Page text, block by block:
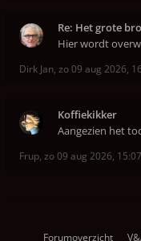
Re: Het grote
Hier wordt
Dirk Jan, zo 09 aug 2026,
Koffiekikker
Aangezien het
Frup, zo 09 aug 2026, 15:07
Forumoverzicht